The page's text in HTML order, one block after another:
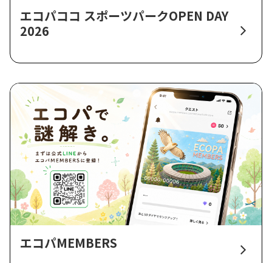
エコパココ スポーツパークOPEN DAY
2026
エコパMEMBERS